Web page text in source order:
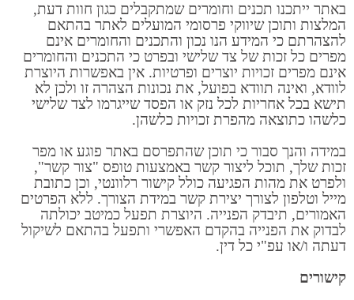
באתר ייתכנו תכנים וחומרים שמתקבלים כגון חוות דעת,
המלצות ותוכן שיווקי פרסומי המועלים לאתר בהתאם
להצהרתם כי המידע הנו נכון והתכנים והחומרים אינם
מפרים כל זכות של צד שלישי ובפרט כי התכנים והחומרים
אינם מפרים זכויות יוצרים ופרטיות. אין באפשרות היוצרת
לוודא, ואינה תוודא בפועל, את נכונות הצהרה זו ולכן לא
תישא בכל אחריות לכל נזק או הפסד שייגרמו לצד שלישי
כלשהו כתוצאה מהפרת זכויות כלשהן.
במידה והנך סבור כי תוכן שהתפרסם באתר פוגע או מפר
זכות שלך, תוכל ליצור קשר באמצעות טופס "צור קשר",
ולפרט את מהות הפגיעה כולל קישור רלוונטי, וכן כתובת
מייל וטלפון לצורך יצירת קשר במידת הצורך. ללא הפרטים
האמורים, תיבדק הפנייה. היוצרת תפעל כמיטב יכולתה
לבדוק את הפנייה בהקדם האפשרי ותפעל בהתאם לשיקול
דעתה ו/או עפ"י כל דין.
קישורים